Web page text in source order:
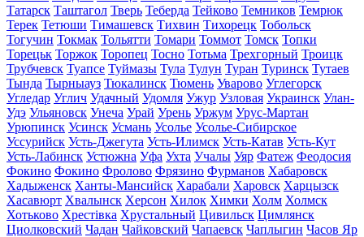
Татарск Таштагол Тверь Теберда Тейково Темников Темрюк
Терек Тетюши Тимашевск Тихвин Тихорецк Тобольск
Тогучин Токмак Тольятти Томари Томмот Томск Топки
Торецьк Торжок Торопец Тосно Тотьма Трехгорный Троицк
Трубчевск Туапсе Туймазы Тула Тулун Туран Туринск Тутаев
Тында Тырныауз Тюкалинск Тюмень Уварово Углегорск
Угледар Углич Удачный Удомля Ужур Узловая Украинск Улан-
Удэ Ульяновск Унеча Урай Урень Уржум Урус-Мартан
Урюпинск Усинск Усмань Усолье Усолье-Сибирское
Уссурийск Усть-Джегута Усть-Илимск Усть-Катав Усть-Кут
Усть-Лабинск Устюжна Уфа Ухта Учалы Уяр Фатеж Феодосия
Фокино Фокино Фролово Фрязино Фурманов Хабаровск
Хадыженск Ханты-Мансийск Харабали Харовск Харцызск
Хасавюрт Хвалынск Херсон Хилок Химки Холм Холмск
Хотьково Хрестівка Хрустальный Цивильск Цимлянск
Циолковский Чадан Чайковский Чапаевск Чаплыгин Часов Яр